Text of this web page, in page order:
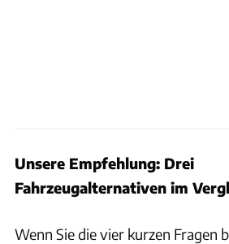
Unsere Empfehlung: Drei
Fahrzeugalternativen im
Wenn Sie die vier kurzen Fragen